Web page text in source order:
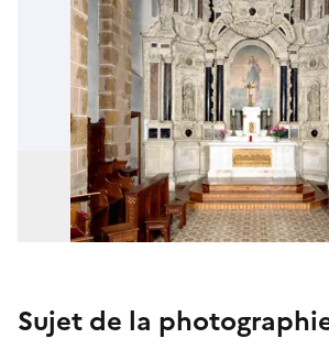
Sujet de la